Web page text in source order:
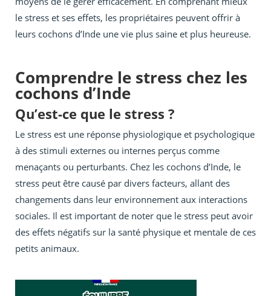
le stress et ses effets, les propriétaires peuvent offrir à
leurs cochons d’Inde une vie plus saine et plus heureuse.
Comprendre le stress chez les
cochons d’Inde
Qu’est-ce que le stress ?
Le stress est une réponse physiologique et psychologique
à des stimuli externes ou internes perçus comme
menaçants ou perturbants. Chez les cochons d’Inde, le
stress peut être causé par divers facteurs, allant des
changements dans leur environnement aux interactions
sociales. Il est important de noter que le stress peut avoir
des effets négatifs sur la santé physique et mentale de ces
petits animaux.